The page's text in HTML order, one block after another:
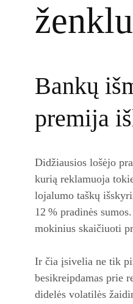
ženklu
Bankų
premija
Didžiausios lošėjo
kurią reklamuoja
lojalumo taškų
12 % pradinės
mokinius skaičiuoti
Ir čia įsivelia ne tik
besikreipdamas prie
didelės volatilės